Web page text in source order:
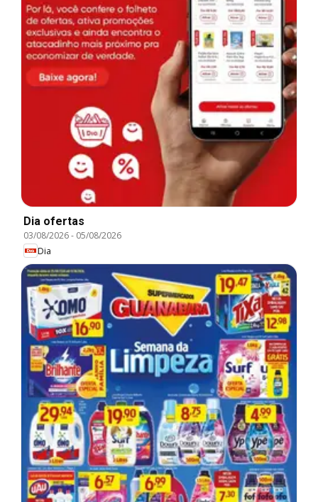
Dia ofertas
03/08/2026- 05/08/2026
Dia